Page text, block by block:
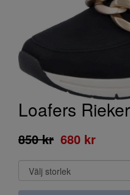
Loafers
850 kr 680 kr